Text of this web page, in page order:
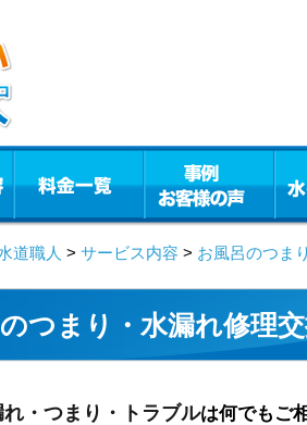
道職人 > サービス内容 > お風呂のつま
つまり・水漏れ修理
・つまり・トラブルは何でもご